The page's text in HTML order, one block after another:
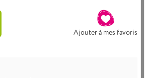
Ajouter à mes favoris